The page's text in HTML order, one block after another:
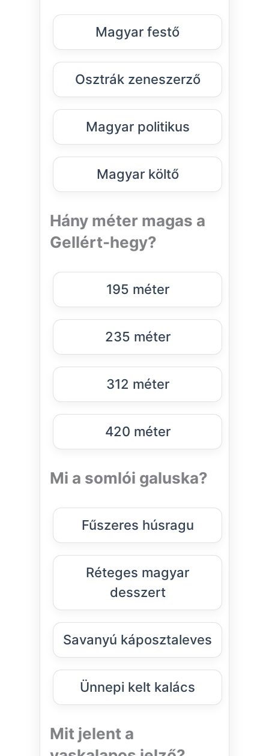
Magyar festő
Osztrák zeneszerző
Magyar politikus
Magyar költő
Hány méter magas a
Gellért-hegy?
195 méter
235 méter
312 méter
420 méter
Mi a somlói galuska?
Fűszeres húsragu
Réteges magyar
desszert
Savanyú káposztaleves
Ünnepi kelt kalács
Mit jelent a